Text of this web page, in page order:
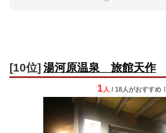
[10位] 湯河原温泉 旅館天作
1 人 / 18人がおすすめ！